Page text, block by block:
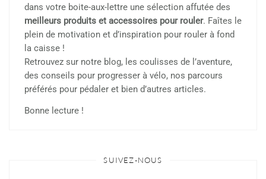
dans votre boite-aux-lettre une sélection affutée des
meilleurs produits et accessoires pour rouler. Faîtes le
plein de motivation et d’inspiration pour rouler à fond
la caisse !
Retrouvez sur notre blog, les coulisses de l’aventure,
des conseils pour progresser à vélo, nos parcours
préférés pour pédaler et bien d’autres articles.
Bonne lecture !
SUIVEZ-NOUS